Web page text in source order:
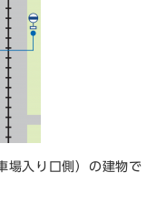
場入り口側）の建物で